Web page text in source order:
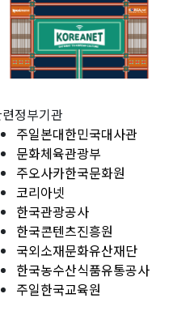
정부기관
주일본대한민국대사관
문화체육관광부
주오사카한국문화원
코리아넷
한국관광공사
한국콘텐츠진흥원
국외소재문화유산재단
한국농수산식품유통공사
주일한국교육원